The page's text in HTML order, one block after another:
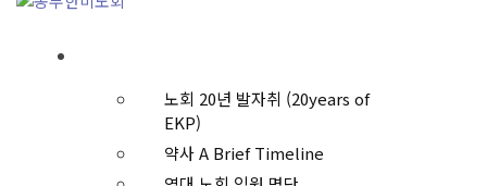
노회 20년 발자취 (20years of
EKP)
약사 A Brief Timeline